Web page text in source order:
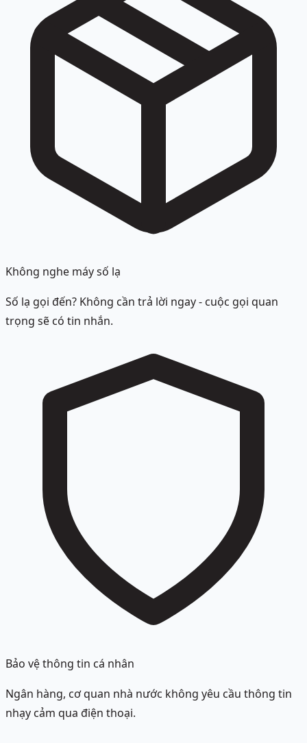
Không nghe máy số lạ
Số lạ gọi đến? Không cần trả lời ngay - cuộc gọi quan
trọng sẽ có tin nhắn.
Bảo vệ thông tin cá nhân
Ngân hàng, cơ quan nhà nước không yêu cầu thông tin
nhạy cảm qua điện thoại.